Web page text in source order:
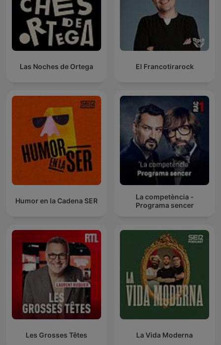
Las Noches de Ortega El Francotirarock
Humor en la Cadena SER
La competència -
Programa sencer
Les Grosses Têtes La Vida Moderna